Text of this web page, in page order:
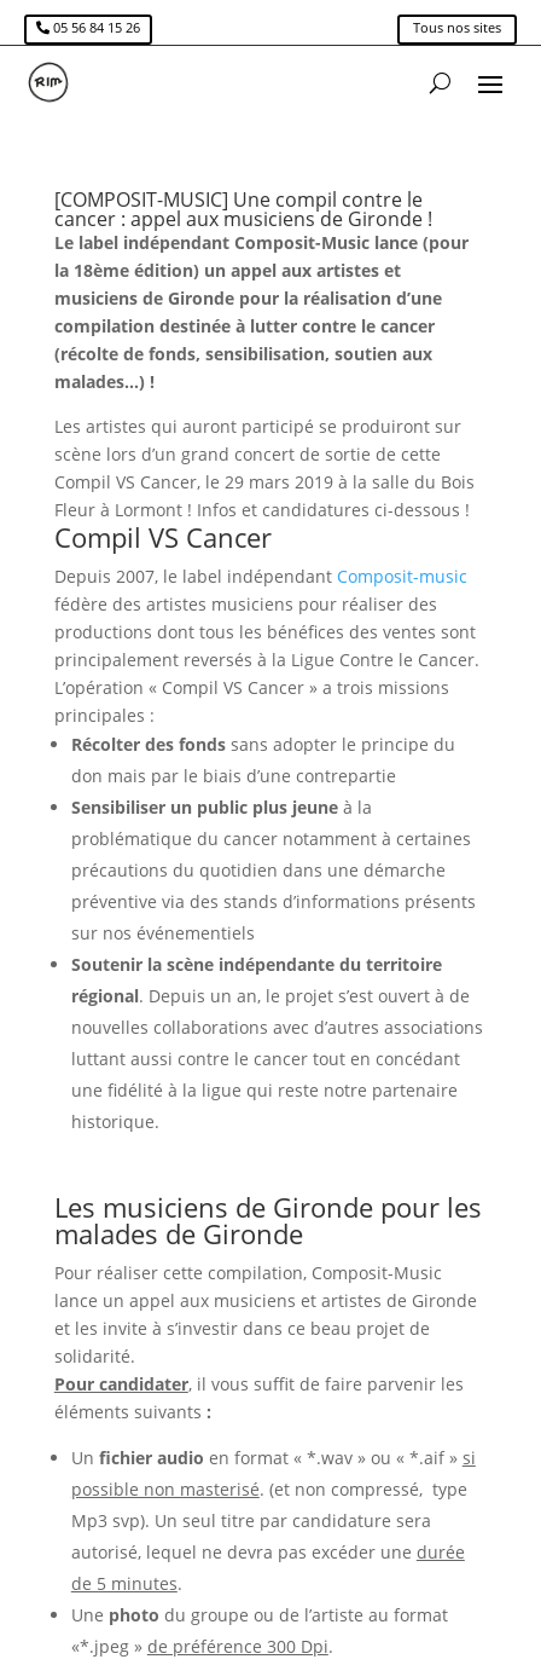
05 56 84 15 26 Tous nos sites
[COMPOSIT-MUSIC] Une compil contre le
cancer : appel aux musiciens de Gironde !
Le label indépendant Composit-Music lance (pour
la 18ème édition) un appel aux artistes et
musiciens de Gironde pour la réalisation d’une
compilation destinée à lutter contre le cancer
(récolte de fonds, sensibilisation, soutien aux
malades…) !
Les artistes qui auront participé se produiront sur
scène lors d’un grand concert de sortie de cette
Compil VS Cancer, le 29 mars 2019 à la salle du Bois
Fleur à Lormont ! Infos et candidatures ci-dessous !
Compil VS Cancer
Depuis 2007, le label indépendant Composit-music
fédère des artistes musiciens pour réaliser des
productions dont tous les bénéfices des ventes sont
principalement reversés à la Ligue Contre le Cancer.
L’opération « Compil VS Cancer » a trois missions
principales :
Récolter des fondssans adopter le principe du
don mais par le biais d’une contrepartie
Sensibiliser un public plus jeuneà la
problématique du cancer notamment à certaines
précautions du quotidien dans une démarche
préventive via des stands d’informations présents
sur nos événementiels
Soutenir la scène indépendante du territoire
régional. Depuis un an, le projet s’est ouvert à de
nouvelles collaborations avec d’autres associations
luttant aussi contre le cancer tout en concédant
une fidélité à la ligue qui reste notre partenaire
historique.
Les musiciens de Gironde pour les
malades de Gironde
Pour réaliser cette compilation, Composit-Music
lance un appel aux musiciens et artistes de Gironde
et les invite à s’investir dans ce beau projet de
solidarité.
Pour candidater, il vous suffit de faire parvenir les
éléments suivants :
Un fichier audio en format « *.wav » ou « *.aif » si
possible non masterisé. (et non compressé, type
Mp3 svp). Un seul titre par candidature sera
autorisé, lequel ne devra pas excéder une durée
de 5 minutes.
Une photo du groupe ou de l’artiste au format
«*.jpeg » de préférence 300 Dpi.